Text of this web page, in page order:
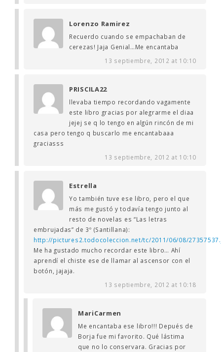
Lorenzo Ramirez
Recuerdo cuando se empachaban de
cerezas! Jaja Genial…Me encantaba
13 septiembre, 2012 at 10:10
PRISCILA22
llevaba tiempo recordando vagamente
este libro gracias por alegrarme el diaa
jejej se q lo tengo en algún rincón de mi
casa pero tengo q buscarlo me encantabaaa
graciasss
13 septiembre, 2012 at 10:10
Estrella
Yo también tuve ese libro, pero el que
más me gustó y todavía tengo junto al
resto de novelas es “Las letras
embrujadas” de 3º (Santillana):
http://pictures2.todocoleccion.net/tc/2011/06/08/
Me ha gustado mucho recordar este libro… Ahí
aprendí el chiste ese de llamar al ascensor con el
botón, jajaja.
13 septiembre, 2012 at 10:18
MariCarmen
Me encantaba ese libro!!! Depués de
Borja fue mi favorito. Qué lástima
que no lo conservara. Gracias por